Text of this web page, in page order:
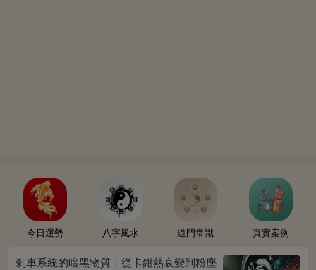
今日運勢 八字風水 道門常識 真實案例
剎車系統的暗黑物質：從卡鉗熱衰變到粉塵